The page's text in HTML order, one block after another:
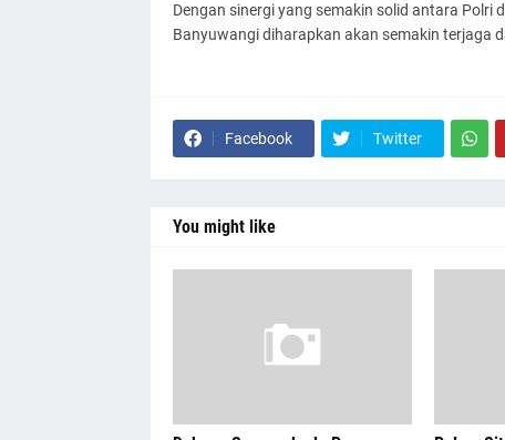
Dengan sinergi yang semakin solid antara
Banyuwangi diharapkan akan semakin terjaga
Facebook Twitter
You might like